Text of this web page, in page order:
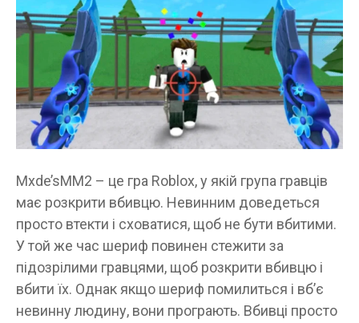
Mxde’sMM2 – це гра Roblox, у якій група гравців
має розкрити вбивцю. Невинним доведеться
просто втекти і сховатися, щоб не бути вбитими.
У той же час шериф повинен стежити за
підозрілими гравцями, щоб розкрити вбивцю і
вбити їх. Однак якщо шериф помилиться і вб’є
невинну людину, вони програють. Вбивці просто